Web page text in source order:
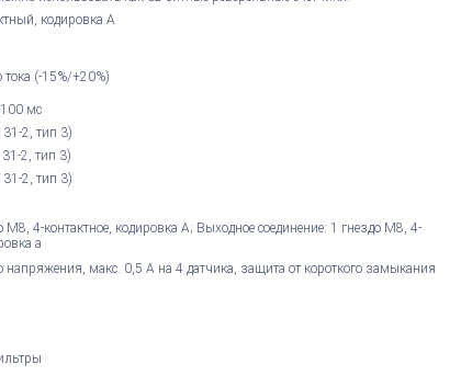
кодировка А
тока (-15%/+20%)
мс
2, тип 3)
2, тип 3)
2, тип 3)
M8, 4-контактное, кодировка А; Выходное соединение: 1 гнездо M8, 4-
a
напряжения, макс. 0,5 А на 4 датчика, защита от короткого замыкания